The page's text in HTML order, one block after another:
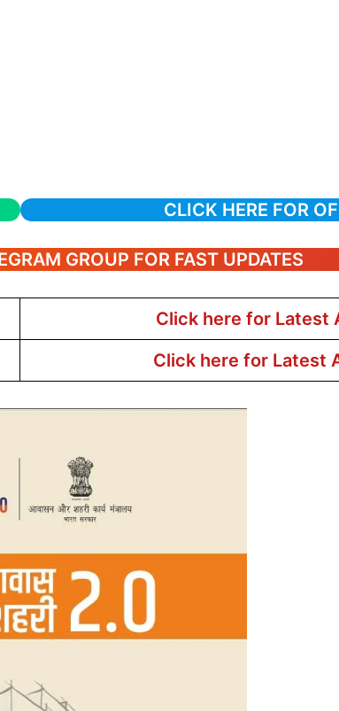
CLICK HERE FOR
GROUP FOR FAST UPDATES
Click here for Latest
Click here for Latest